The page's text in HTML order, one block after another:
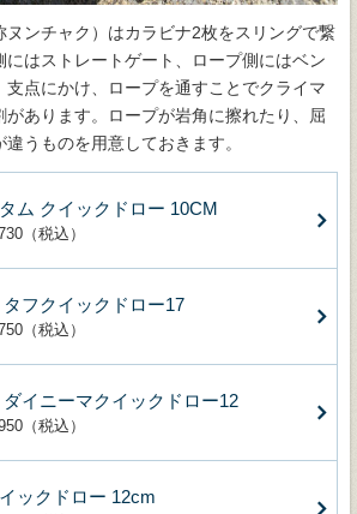
ヌンチャク）はカラビナ2枚をスリングで繋
にはストレートゲート、ロープ側にはベン
支点にかけ、ロープを通すことでクライマ
があります。ロープが岩角に擦れたり、屈
うものを用意しておきます。
ム クイックドロー 10CM
（税込）
タフクイックドロー17
（税込）
ダイニーマクイックドロー12
（税込）
ックドロー 12cm